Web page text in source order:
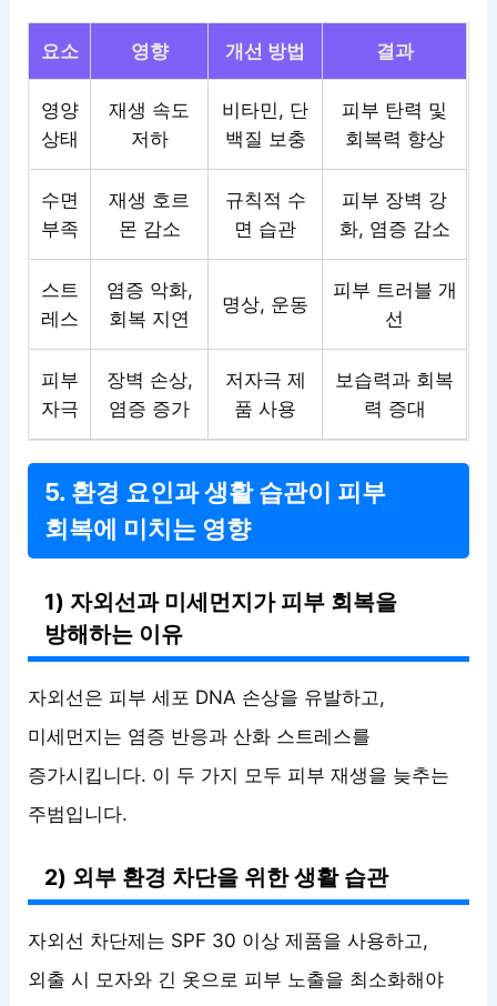
요소 영향 개선 방법 결과
영양
상태
재생 속도
저하
비타민, 단
백질 보충
피부 탄력 및
회복력 향상
수면
부족
재생 호르
몬 감소
규칙적 수
면 습관
피부 장벽 강
화, 염증 감소
스트
레스
염증 악화,
회복 지연
명상, 운동
피부 트러블 개
선
피부
자극
장벽 손상,
염증 증가
저자극 제
품 사용
보습력과 회복
력 증대
5. 환경 요인과 생활 습관이 피부
회복에 미치는 영향
1) 자외선과 미세먼지가 피부 회복을
방해하는 이유
자외선은 피부 세포 DNA 손상을 유발하고,
미세먼지는 염증 반응과 산화 스트레스를
증가시킵니다. 이 두 가지 모두 피부 재생을 늦추는
주범입니다.
2) 외부 환경 차단을 위한 생활 습관
자외선 차단제는 SPF 30 이상 제품을 사용하고,
외출 시 모자와 긴 옷으로 피부 노출을 최소화해야